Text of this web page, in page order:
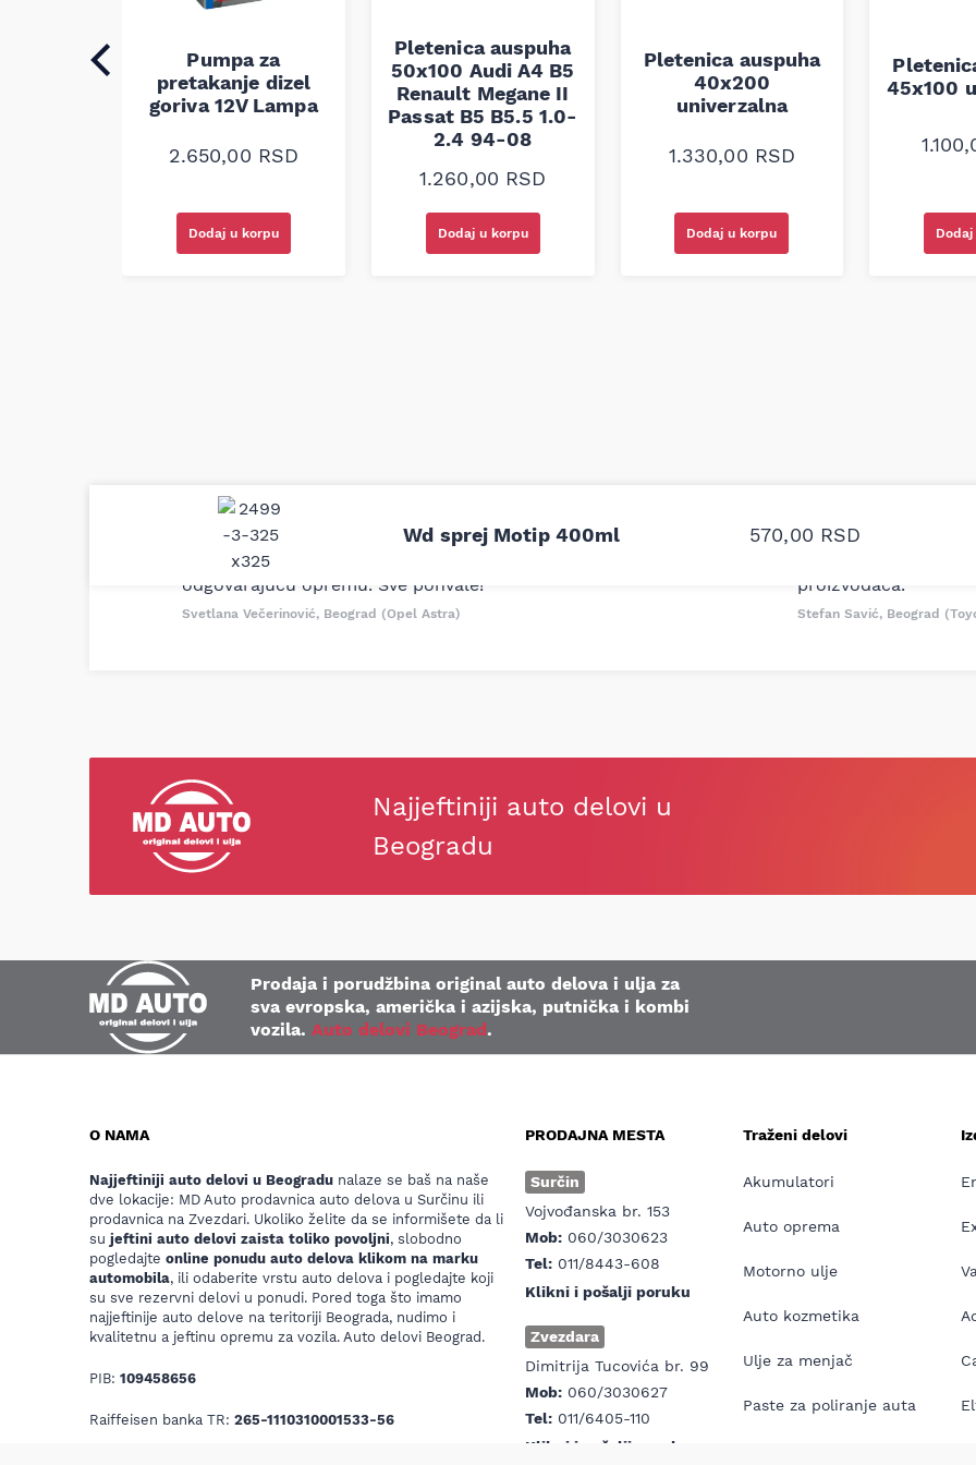
Pumpa za
pretakanje dizel
goriva 12V Lampa
2.650,00 RSD
Dodaj u korpu
Pletenica auspuha
50x100 Audi A4 B5
Renault Megane II
Passat B5 B5.5 1.0-
2.4 94-08
1.260,00 RSD
Dodaj u korpu
Pletenica auspuha
40x200
univerzalna
1.330,00 RSD
Dodaj u korpu
45x100
Wd sprej Motip 400ml 570,00 RSD
definitivno najbolje cene su ovde. Kupila sam više puta auto
delove iz MD Auto. Uvek dobra preporuka za proizvođača i
odgovarajuću opremu. Sve pohvale!
Svetlana Večerinović, Beograd (Opel Astra)
Odlična usluga i
tačan naziv i tip
proizvođača.
Stefan Savić, Beograd
Najjeftiniji auto delovi u
Beogradu
Prodaja i porudžbina original auto delova i ulja za
sva evropska, američka i azijska, putnička i kombi
vozila. Auto delovi Beograd.
O NAMA
Najjeftiniji auto delovi u Beogradu nalaze se baš na naše
dve lokacije: MD Auto prodavnica auto delova u Surčinu ili
prodavnica na Zvezdari. Ukoliko želite da se informišete da li
su jeftini auto delovi zaista toliko povoljni, slobodno
pogledajte online ponudu auto delova klikom na marku
automobila, ili odaberite vrstu auto delova i pogledajte koji
su sve rezervni delovi u ponudi. Pored toga što imamo
najjeftinije auto delove na teritoriji Beograda, nudimo i
kvalitetnu a jeftinu opremu za vozila. Auto delovi Beograd.
PIB: 109458656
Raiffeisen banka TR: 265-1110310001533-56
PRODAJNA MESTA
Surčin
Vojvođanska br. 153
Mob: 060/3030623
Tel: 011/8443-608
Klikni i pošalji poruku
Zvezdara
Dimitrija Tucovića br. 99
Mob: 060/3030627
Tel: 011/6405-110
Klikni i pošalji poruku
Traženi delovi
Akumulatori
Auto oprema
Motorno ulje
Auto kozmetika
Ulje za menjač
Paste za poliranje auta